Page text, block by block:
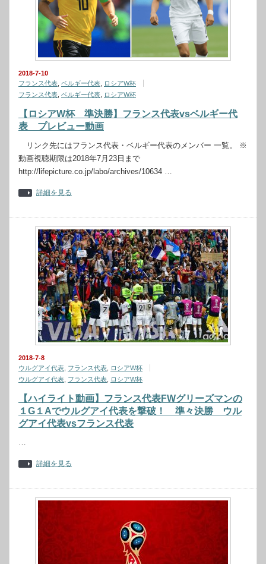
2018-7-10
フランス代表 ベルギー代表
ロシアW杯
フランス代表 ベルギー代表 ロシアW杯
【ロシアW杯 準決勝】フランス代表vsベルギー代
表 プレビュー動画
リンク先にはフランス代表・ベルギー代表のメンバー 一覧。 ※
動画視聴期限は2018年7月23日まで
http://lifepicture.co.jp/labo/archives/10634 …
詳細を見る
2018-7-8
ウルグアイ代表 フランス代表
ロシアW杯
ウルグアイ代表 フランス代表 ロシアW杯
【ハイライト動画】フランス代表FWグリーズマンの
１G１Aでウルグアイ代表を撃破！ 準々決勝 ウル
グアイ代表vsフランス代表
…
詳細を見る